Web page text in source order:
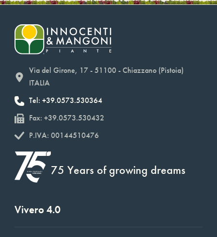
Via del Girone, 17 - 51100 - Chiazzano (Pistoia)
ITALIA
Tel: +39.0573.530364
Fax: +39.0573.530432
P.IVA: 00144510476
75 Years of growing dreams
Vivero 4.0